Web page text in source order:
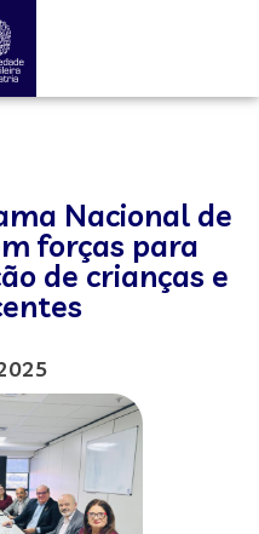
Nacional de
forças para
de crianças e